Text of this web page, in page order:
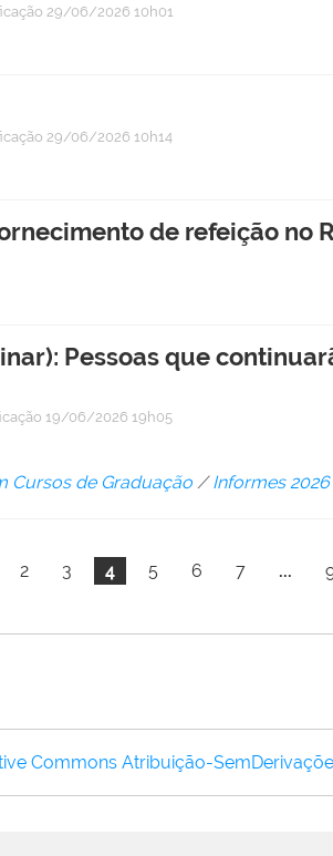
29/06/2026 10h01
29/06/2026 10h14
de refeição no
Pessoas que
19/06/2026 19h05
Cursos de Graduação /Informes 2026
2 3 4 5 6 7 ...
Commons Atribuição-